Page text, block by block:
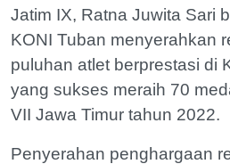
Jatim IX, Ratna Juwita Sari
KONI Tuban menyerahkan
puluhan atlet berprestasi di
yang sukses meraih 70
VII Jawa Timur tahun 2022.
Penyerahan penghargaan